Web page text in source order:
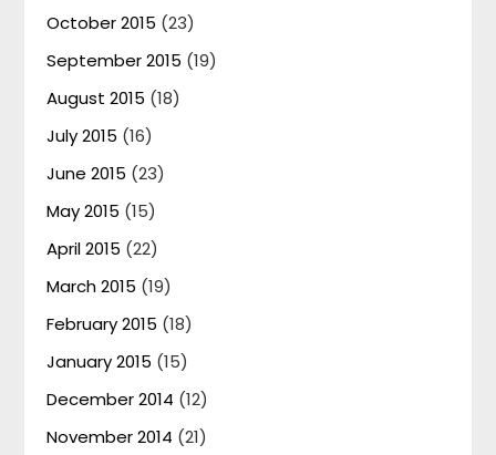
October 2015 (23)
September 2015 (19)
August 2015 (18)
July 2015 (16)
June 2015 (23)
May 2015 (15)
April 2015 (22)
March 2015 (19)
February 2015 (18)
January 2015 (15)
December 2014 (12)
November 2014 (21)